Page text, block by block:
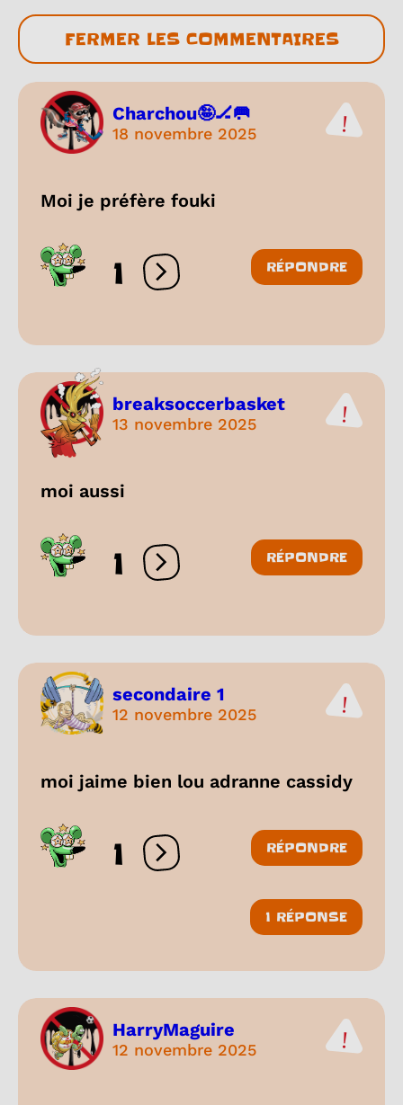
FERMER LES COMMENTAIRES
Charchou🤪🏒🥅
18 novembre 2025
Moi je préfère fouki
1 Ouvrir les réactions
RÉPONDRE
breaksoccerbasket
13 novembre 2025
moi aussi
1 Ouvrir les réactions
RÉPONDRE
secondaire 1
12 novembre 2025
moi jaime bien lou adranne cassidy
1 Ouvrir les réactions
RÉPONDRE
1 RÉPONSE
HarryMaguire
12 novembre 2025